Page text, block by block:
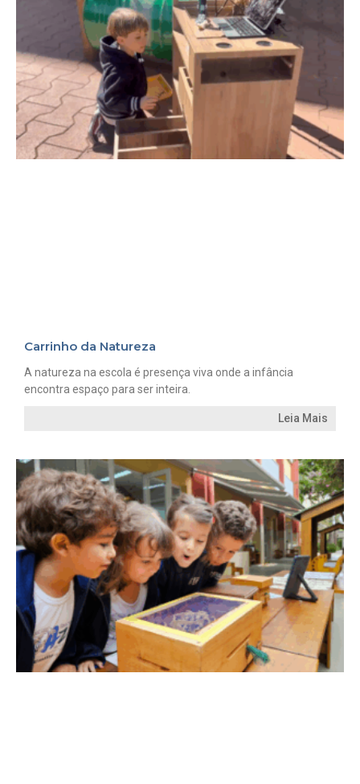
Carrinho da Natureza
A natureza na escola é presença viva onde a infância
encontra espaço para ser inteira.
Leia Mais